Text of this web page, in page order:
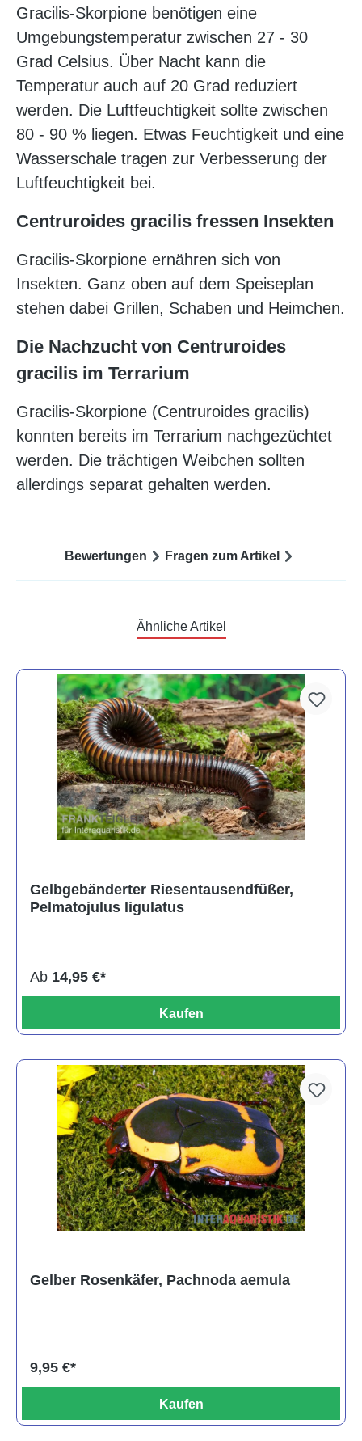
Gracilis-Skorpione benötigen eine
Umgebungstemperatur zwischen 27 - 30
Grad Celsius. Über Nacht kann die
Temperatur auch auf 20 Grad reduziert
werden. Die Luftfeuchtigkeit sollte zwischen
80 - 90 % liegen. Etwas Feuchtigkeit und eine
Wasserschale tragen zur Verbesserung der
Luftfeuchtigkeit bei.
Centruroides gracilis fressen Insekten
Gracilis-Skorpione ernähren sich von
Insekten. Ganz oben auf dem Speiseplan
stehen dabei Grillen, Schaben und Heimchen.
Die Nachzucht von Centruroides
gracilis im Terrarium
Gracilis-Skorpione (Centruroides gracilis)
konnten bereits im Terrarium nachgezüchtet
werden. Die trächtigen Weibchen sollten
allerdings separat gehalten werden.
Bewertungen Fragen zum Artikel
Ähnliche Artikel
Gelbgebänderter Riesentausendfüßer,
Pelmatojulus ligulatus
Ab 14,95 €*
Kaufen
Gelber Rosenkäfer, Pachnoda aemula
9,95 €*
Kaufen